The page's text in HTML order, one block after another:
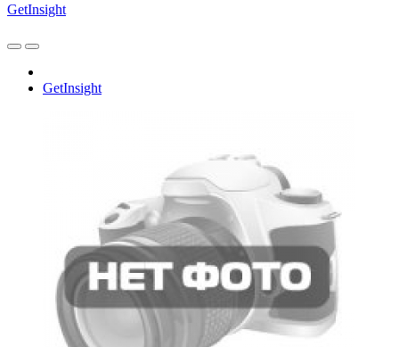
GetInsight
GetInsight